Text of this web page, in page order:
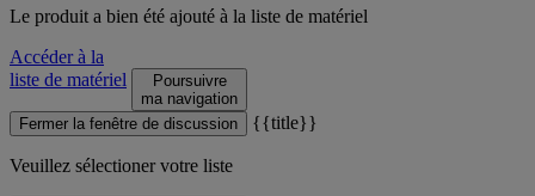
Le produit a bien été ajouté à la liste de matériel
Accéder à la
liste de matériel
Poursuivre
ma navigation
Fermer la fenêtre de discussion
{{title}}
Veuillez sélectioner votre liste